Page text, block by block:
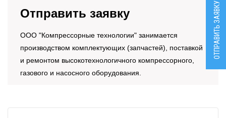
Отправить заявку
OOO "Компрессорные технологии" занимается
производством комплектующих (запчастей), поставкой
и ремонтом высокотехнологичного компрессорного,
газового и насосного оборудования.
ОТПРАВИТЬ ЗАЯВКУ